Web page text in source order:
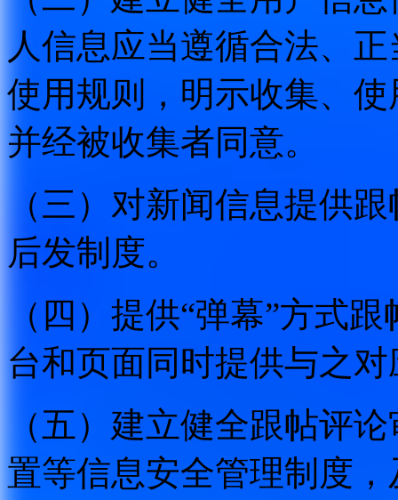
人信息应当遵循合法、
使用规则，明示收集、
并经被收集者同意。
（三）对新闻信息提供
后发制度。
（四）提供“弹幕”方式
台和页面同时提供与之
（五）建立健全跟帖评
置等信息安全管理制度